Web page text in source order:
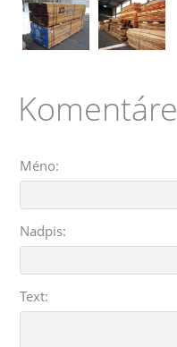
Komentáre
Méno:
Nadpis:
Text: